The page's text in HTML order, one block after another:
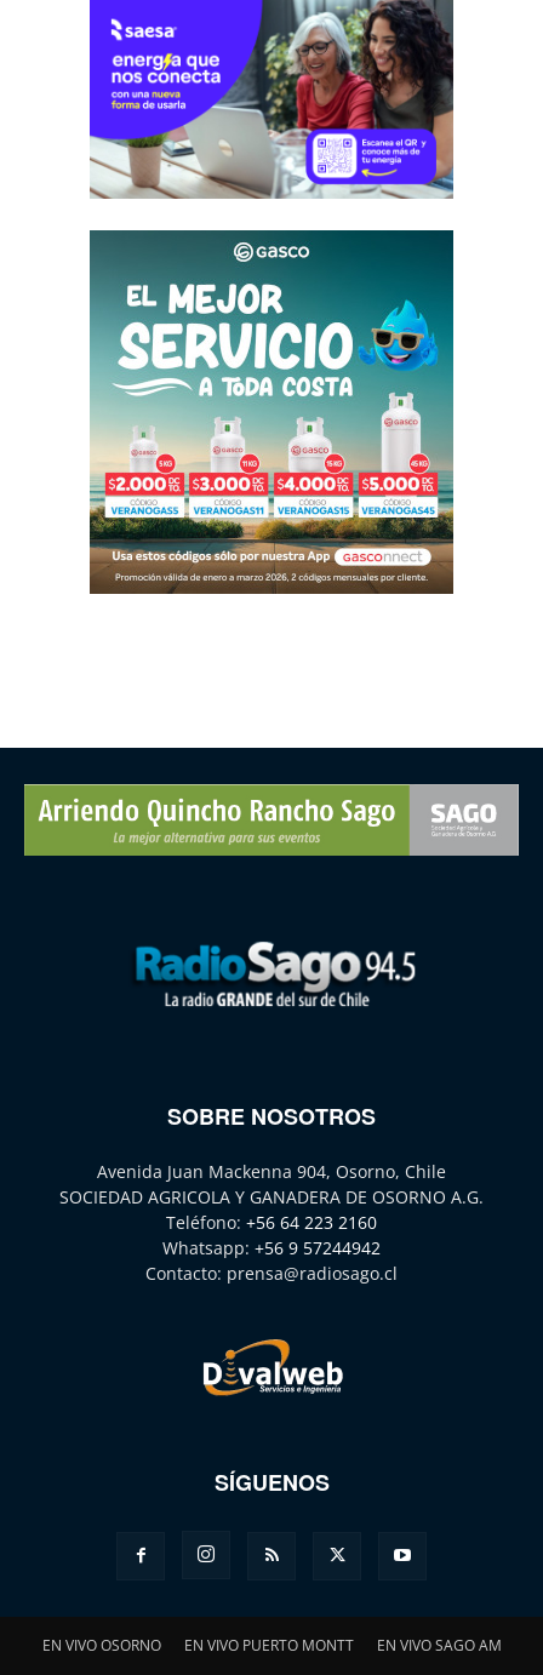
SOBRE NOSOTROS
Avenida Juan Mackenna 904, Osorno, Chile
SOCIEDAD AGRICOLA Y GANADERA DE OSORNO A.G.
Teléfono: +56 64 223 2160
Whatsapp: +56 9 57244942
Contacto: prensa@radiosago.cl
SÍGUENOS
EN VIVO OSORNO EN VIVO PUERTO MONTT EN VIVO SAGO AM